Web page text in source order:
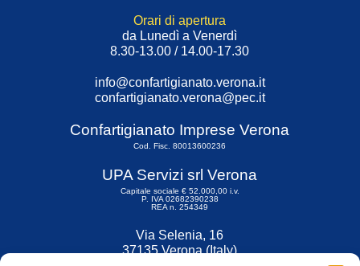
Orari di apertura
da Lunedì a Venerdì
8.30-13.00 / 14.00-17.30
info@confartigianato.verona.it
confartigianato.verona@pec.it
Confartigianato Imprese Verona
Cod. Fisc. 80013600236
UPA Servizi srl Verona
Capitale sociale € 52.000,00 i.v.
P. IVA 02682390238
REA n. 254349
Via Selenia, 16
37135 Verona (Italy)